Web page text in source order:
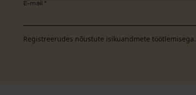
E-mail *
Registreerudes nõustute isikuandmete töötlemisega.